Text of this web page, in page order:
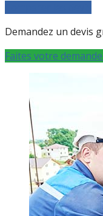
Demandez un devis
Faites votre demande